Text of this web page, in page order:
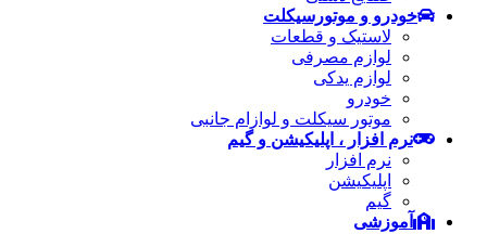
خودرو و موتورسیکلت
لاستیک و قطعات
لوازم مصرفی
لوازم یدکی
خودرو
موتور سیکلت و لوازام جانبی
نرم افزار ، اپلیکیشن و گیم
نرم افزار
اپلیکیشن
گیم
آموزشی